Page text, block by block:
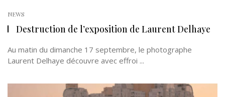
NEWS
Destruction de l’exposition de Laurent Delhaye
Au matin du dimanche 17 septembre, le photographe
Laurent Delhaye découvre avec effroi ...